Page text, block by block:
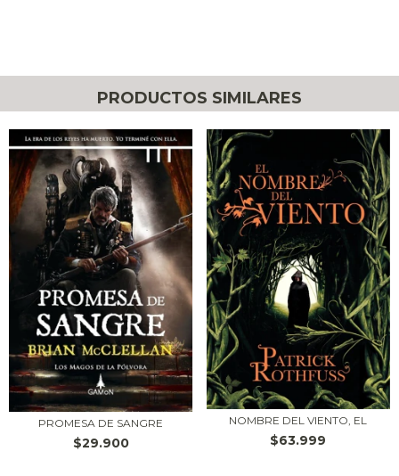
PRODUCTOS SIMILARES
PROMESA DE SANGRE
$29.900
NOMBRE DEL VIENTO, EL
$63.999